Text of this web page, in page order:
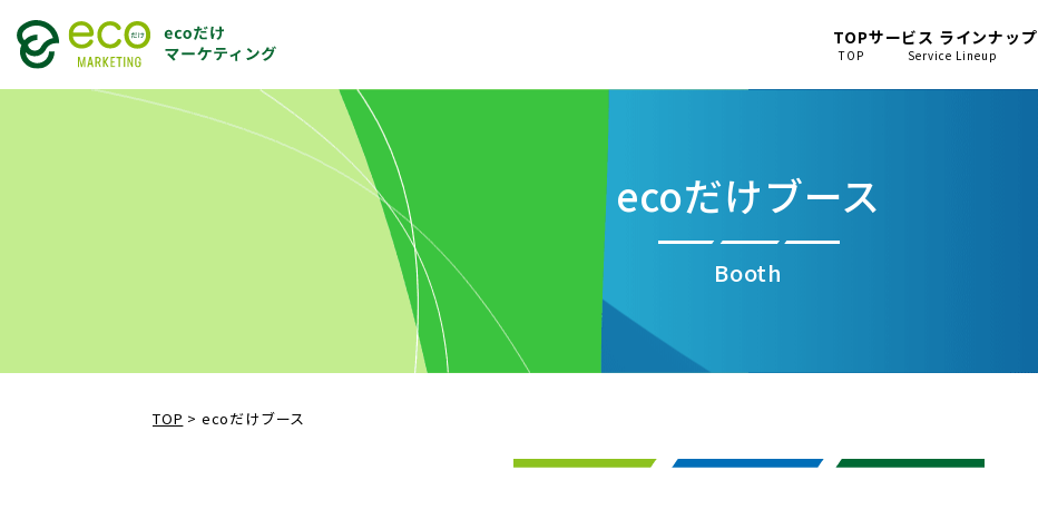
TOP
TOP
サービス ラインナップ
Service Lineup
ecoだけブース
Booth
TOP > ecoだけブース